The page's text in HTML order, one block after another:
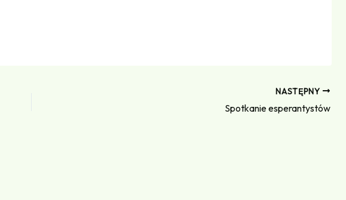
NASTĘPNY
Spotkanie esperantystów